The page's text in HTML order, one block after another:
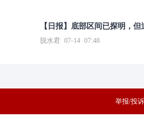
【日报】底部区间已探明，
脱水君 07-14 07:48
举报/投